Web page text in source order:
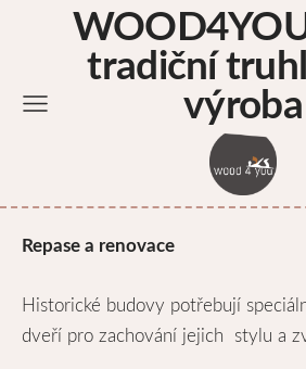
tradiční
výroba
Repase a renovace
Historické budovy potřebují
dveří pro zachování jejich stylu a